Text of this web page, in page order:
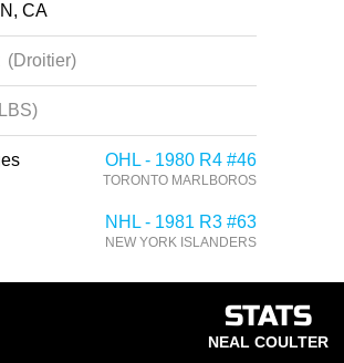
CA
(Droitier)
OHL - 1980 R4 #46
TORONTO MARLBOROS
NHL - 1981 R3 #63
NEW YORK ISLANDERS
STATS
NEAL COULTER